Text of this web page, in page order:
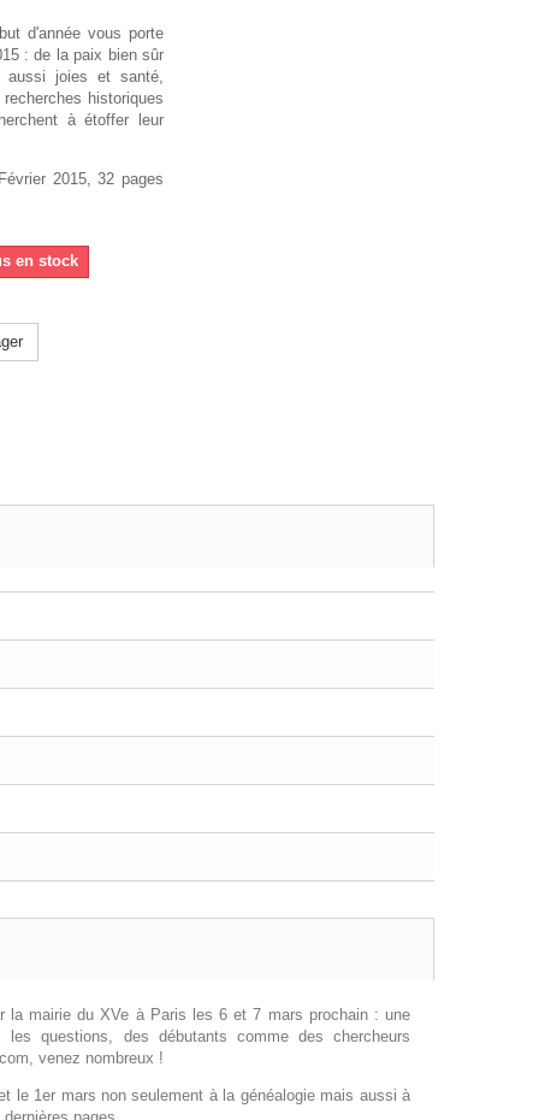
d'année vous porte
: de la paix bien sûr
aussi joies et santé,
historiques
à étoffer leur
2015, 32 pages
en stock
la mairie du XVe à Paris les 6 et 7 mars prochain : une
questions, des débutants comme des chercheurs
venez nombreux !
le 1er mars non seulement à la généalogie mais aussi à